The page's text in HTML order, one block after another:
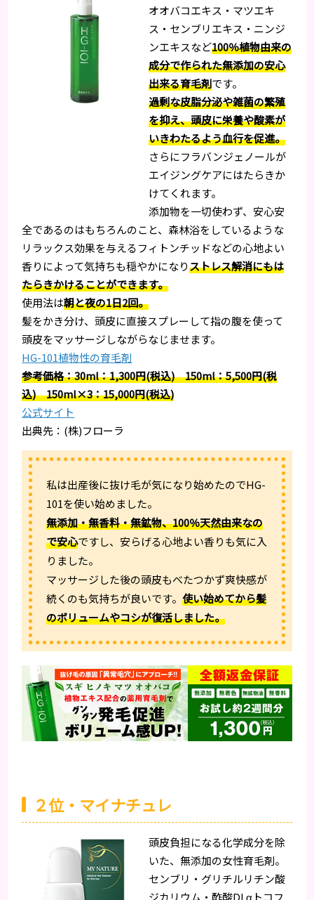
オオバコエキス・マツエキ
ス・センブリエキス・ニンジ
ンエキスなど100％植物由来の
成分で作られた無添加の安心
出来る育毛剤です。
過剰な皮脂分泌や雑菌の繁殖
を抑え、頭皮に栄養や酸素が
いきわたるよう血行を促進。
さらにフラバンジェノールが
エイジングケアにはたらきか
けてくれます。
添加物を一切使わず、安心安
全であるのはもちろんのこと、森林浴をしているような
リラックス効果を与えるフィトンチッドなどの心地よい
香りによって気持ちも穏やかになりストレス解消にもは
たらきかけることができます。
使用法は朝と夜の1日2回。
髪をかき分け、頭皮に直接スプレーして指の腹を使って
頭皮をマッサージしながらなじませます。
HG-101植物性の育毛剤
参考価格：30ml：1,300円(税込) 150ml：5,500円(税
込) 150ml×3：15,000円(税込)
公式サイト
出典先：(株)フローラ
私は出産後に抜け毛が気になり始めたのでHG-
101を使い始めました。
無添加・無香料・無鉱物、100％天然由来なの
で安心ですし、安らげる心地よい香りも気に入
りました。
マッサージした後の頭皮もべたつかず爽快感が
続くのも気持ちが良いです。使い始めてから髪
のボリュームやコシが復活しました。
２位・マイナチュレ
頭皮負担になる化学成分を除
いた、無添加の女性育毛剤。
センブリ・グリチルリチン酸